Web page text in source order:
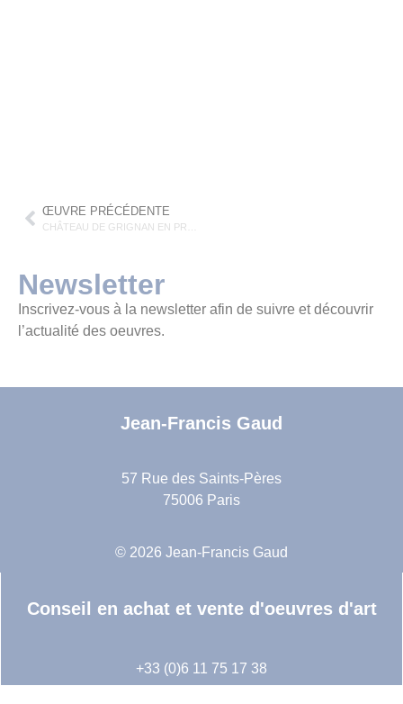
ŒUVRE PRÉCÉDENTE
Newsletter
Inscrivez-vous à la newsletter afin de suivre et découvrir
l’actualité des oeuvres.
Jean-Francis Gaud
57 Rue des Saints-Pères
75006 Paris
© 2026 Jean-Francis Gaud
Conseil en achat et vente d'oeuvres d'art
+33 (0)6 11 75 17 38